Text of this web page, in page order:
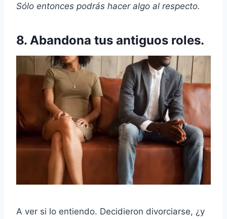
Sólo entonces podrás hacer algo al respecto.
8. Abandona tus antiguos roles.
A ver si lo entiendo. Decidieron divorciarse, ¿y